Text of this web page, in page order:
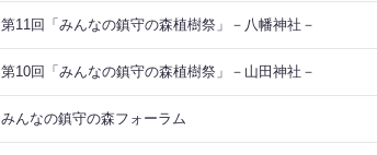
第11回「みんなの鎮守の森植樹祭」－八幡神社－
第10回「みんなの鎮守の森植樹祭」－山田神社－
みんなの鎮守の森フォーラム